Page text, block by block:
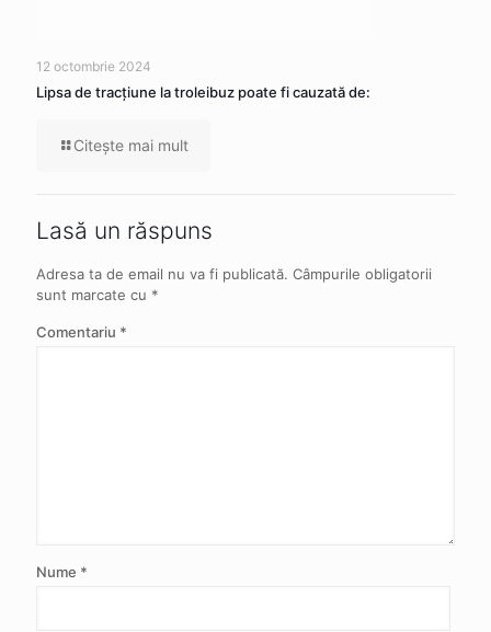
12 octombrie 2024
Lipsa de tracţiune la troleibuz poate fi cauzată de:
Citeşte mai mult
Lasă un răspuns
Adresa ta de email nu va fi publicată. Câmpurile obligatorii
sunt marcate cu *
Comentariu *
Nume *